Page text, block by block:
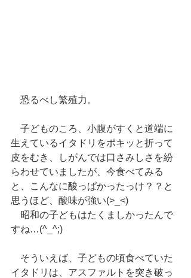
恐るべし繁殖力。
子どものころ、小腹がすくと道端に
生えているイタドリをポキッと折って
皮をむき、しがんでは口さみしさを紛
らわせていましたが、今食べてみる
と、こんなに酸っぱかったっけ？？と
思うほど、酸味が強い(>_<)
昭和の子どもはたくましかったんで
すね…(^_^;)
そういえば、子どもの頃食べていた
イタドリは、アスファルトを突き破っ